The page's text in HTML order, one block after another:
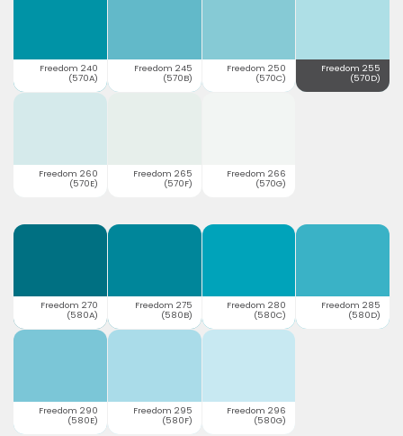
Freedom 240
(570A)
Freedom 245
(570B)
Freedom 250
(570C)
Freedom 255
(570D)
Freedom 260
(570E)
Freedom 265
(570F)
Freedom 266
(570G)
Freedom 270
(580A)
Freedom 275
(580B)
Freedom 280
(580C)
Freedom 285
(580D)
Freedom 290
(580E)
Freedom 295
(580F)
Freedom 296
(580G)